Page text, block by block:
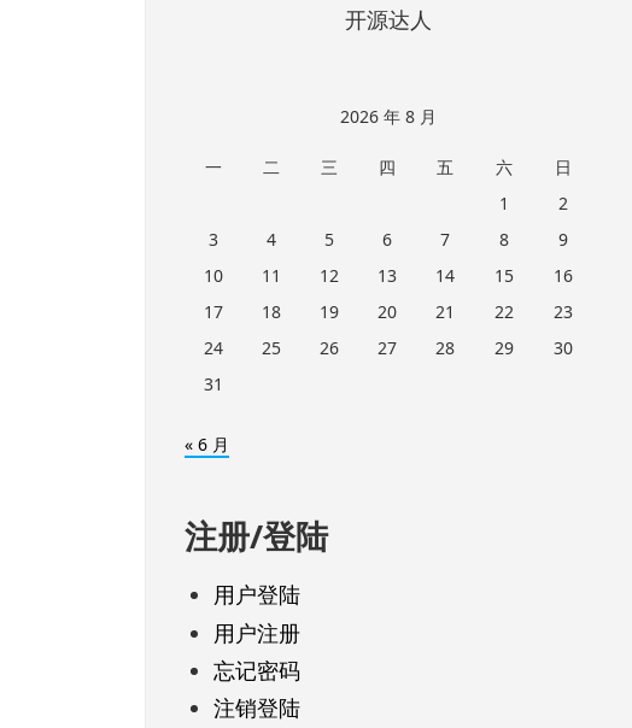
开源达人
2026 年 8 月
一 二 三 四 五 六
日
1
2
3
4 5 6 7 8
9
10
11 12 13 14 15
16
17
18 19 20 21 22
23
24
25 26 27 28 29
30
31
« 6 月
注册/登陆
用户登陆
用户注册
忘记密码
注销登陆